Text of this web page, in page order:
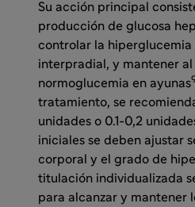
Su acción principal
producción de glucosa
controlar la hiperglucemia
interpradial, y mantener
normoglucemia en ayunas
tratamiento, se
unidades o 0.1-0,2
iniciales se deben ajustar
corporal y el grado de
titulación individualizada
para alcanzar y mantener